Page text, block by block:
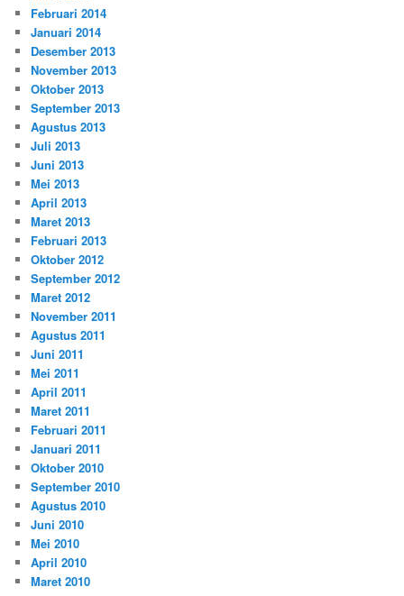
Februari 2014
Januari 2014
Desember 2013
November 2013
Oktober 2013
September 2013
Agustus 2013
Juli 2013
Juni 2013
Mei 2013
April 2013
Maret 2013
Februari 2013
Oktober 2012
September 2012
Maret 2012
November 2011
Agustus 2011
Juni 2011
Mei 2011
April 2011
Maret 2011
Februari 2011
Januari 2011
Oktober 2010
September 2010
Agustus 2010
Juni 2010
Mei 2010
April 2010
Maret 2010